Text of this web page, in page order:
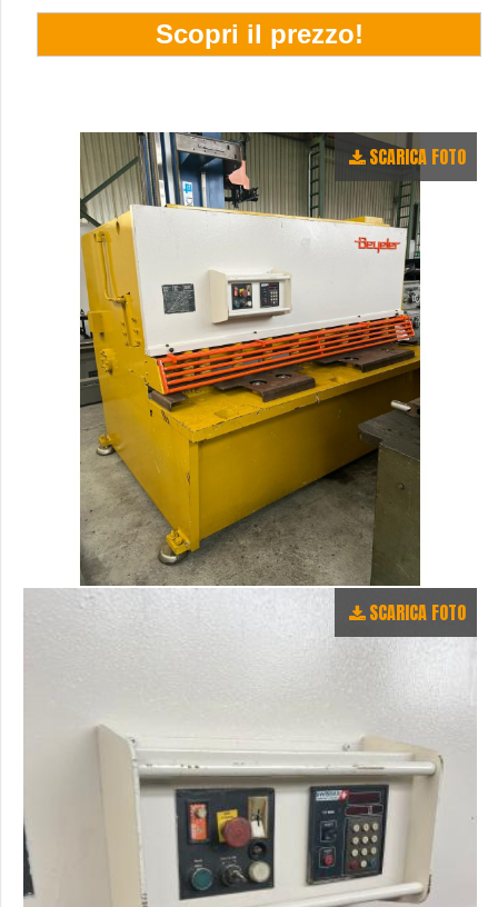
SCARICA FOTO
SCARICA FOTO